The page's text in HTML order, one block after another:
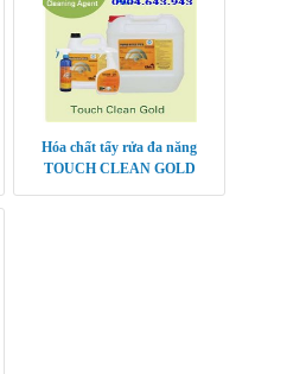
Hóa chất tẩy rửa đa năng
TOUCH CLEAN GOLD